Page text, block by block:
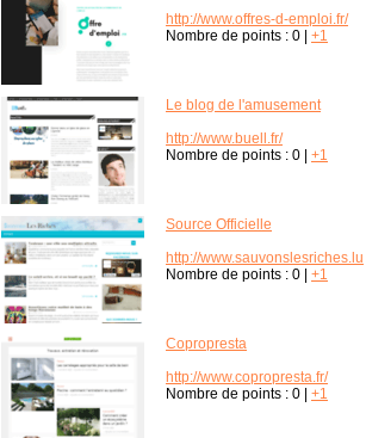
http://www.offres-d-emploi.fr/
Nombre de points : 0 +1
Le blog de l'amusement
http://www.buell.fr/
Nombre de points : 0 +1
Source Officielle
http://www.sauvonslesriches.lu
Nombre de points : 0 +1
Copropresta
http://www.copropresta.fr/
Nombre de points : 0 +1